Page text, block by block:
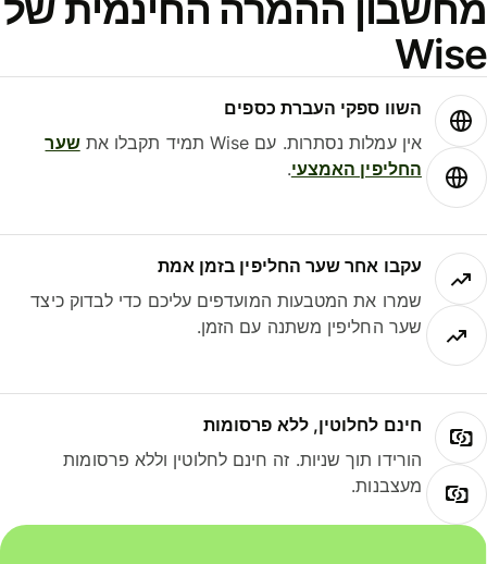
Wise
השוו ספקי העברת כספים
אין עמלות נסתרות. עם Wise תמיד תקבלו את
שער
החליפין האמצעי.
עקבו אחר שער החליפין בזמן אמת
שמרו את המטבעות המועדפים עליכם כדי לבדוק כיצד
שער החליפין משתנה עם הזמן.
חינם לחלוטין, ללא פרסומות
הורידו תוך שניות. זה חינם לחלוטין וללא פרסומות
מעצבנות.